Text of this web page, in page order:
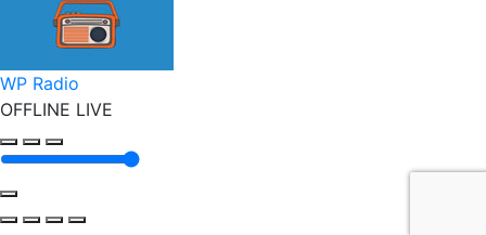
Tienda
WP Radio
OFFLINE LIVE